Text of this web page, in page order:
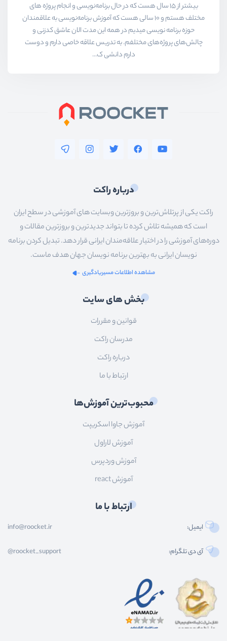
بیشتر از ۱۵ سال هست که در حال برنامه‌نویسی و انجام پروژه های
مختلف هستم و ۱۰ سالی هست که آموزش برنامه‌نویسی به علاقمندان
حوزه برنامه نویسی میدیم در همه این مدت الان عاشق کدزنی و
چالش‌های پروژه‌های مختلفم. به تدریس علاقه خاصی دارم و دوست
دارم دانشی ک...
درباره راکت
راکت یکی از پرتلاش‌ترین و بروزترین وبسایت های آموزشی در سطح ایران
است که همیشه تلاش کرده تا بتواند جدیدترین و بروزترین مقالات و
دوره‌های آموزشی را در اختیار علاقه‌مندان ایرانی قرار دهد. تبدیل کردن برنامه
نویسان ایرانی به بهترین برنامه نویسان جهان هدف ماست.
مشاهده اطلاعات مسیریادگیری
بخش های سایت
قوانین و مقررات
مدرسان راکت
درباره راکت
ارتباط با ما
محبوب‌ترین آموزش‌ها
آموزش جاوا اسکریپت
آموزش لاراول
آموزش وردپرس
آموزش react
ارتباط با ما
ایمیل: info@roocket.ir
آی دی تلگرام: @roocket_support